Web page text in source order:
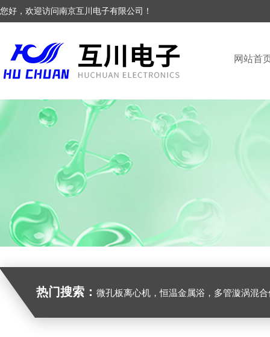
您好，欢迎访问南京互川电子有限公司！
网站首
热门搜索： 微孔板离心机，恒温金属浴，多管漩涡混合仪，梅毒旋转仪,红外线灭菌器，微孔板恒温振荡器，恒温混匀仪，水平摇床，牛奶抗生素恒